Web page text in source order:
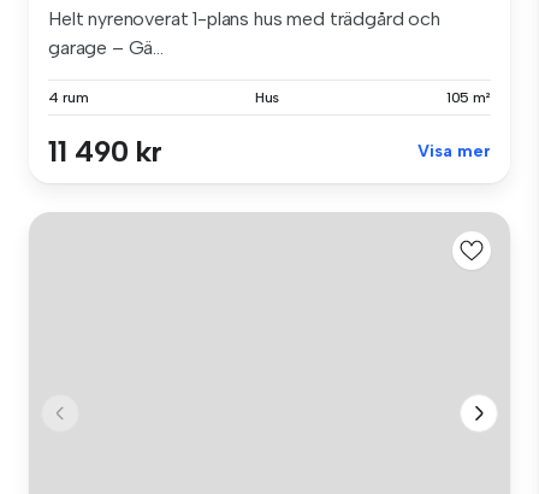
Helt nyrenoverat 1-plans hus med trädgård och
garage – Gä...
4 rum Hus 105 m²
11 490 kr Visa mer